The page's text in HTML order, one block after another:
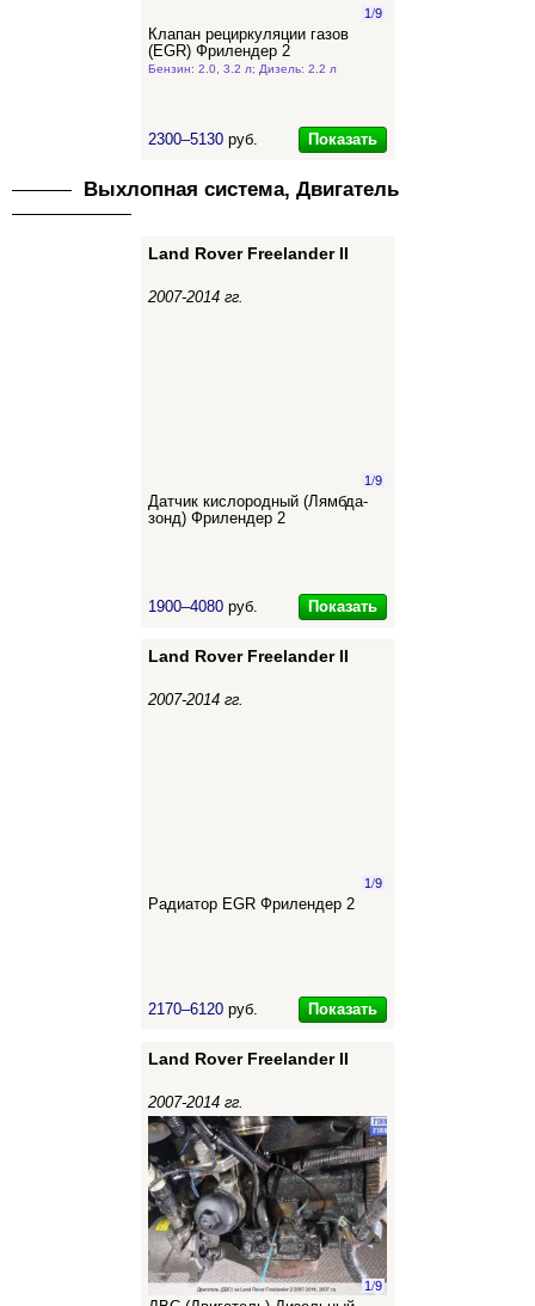
1/9
Клапан рециркуляции газов
(EGR) Фрилендер 2
Бензин: 2.0, 3.2 л; Дизель: 2.2 л
2300–5130 руб. Показать
Выхлопная система, Двигатель
Land Rover Freelander II
2007-2014 гг.
1/9
Датчик кислородный (Лямбда-
зонд) Фрилендер 2
1900–4080 руб. Показать
Land Rover Freelander II
2007-2014 гг.
1/9
Радиатор EGR Фрилендер 2
2170–6120 руб. Показать
Land Rover Freelander II
2007-2014 гг.
1/9